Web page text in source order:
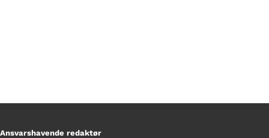
Ansvarshavende redaktør